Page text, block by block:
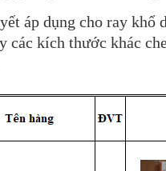
áp dụng cho ray khổ
các kích thước khác